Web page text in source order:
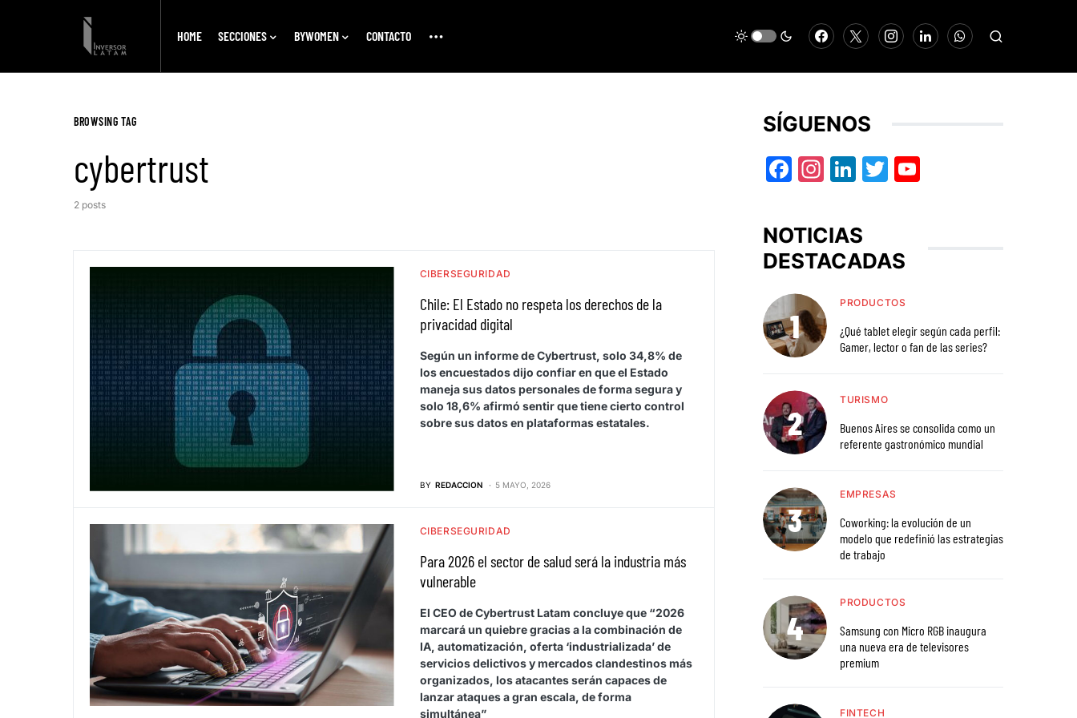
HOME SECCIONES BYWOMEN CONTACTO
BROWSING TAG
cybertrust
2 posts
CIBERSEGURIDAD
Chile: El Estado no respeta los derechos de la
privacidad digital
Según un informe de Cybertrust, solo 34,8% de
los encuestados dijo confiar en que el Estado
maneja sus datos personales de forma segura y
solo 18,6% afirmó sentir que tiene cierto control
sobre sus datos en plataformas estatales.
BY REDACCION 5 MAYO, 2026
CIBERSEGURIDAD
Para 2026 el sector de salud será la industria más
vulnerable
El CEO de Cybertrust Latam concluye que “2026
marcará un quiebre gracias a la combinación de
IA, automatización, oferta ‘industrializada’ de
servicios delictivos y mercados clandestinos más
organizados, los atacantes serán capaces de
lanzar ataques a gran escala, de forma
simultánea”
SÍGUENOS
Facebook
Instagram
LinkedIn
Twitter
NOTICIAS
DESTACADAS
PRODUCTOS
¿Qué tablet elegir según cada perfil:
Gamer, lector o fan de las series?
TURISMO
Buenos Aires se consolida como un
referente gastronómico mundial
EMPRESAS
Coworking: la evolución de un
modelo que redefinió las estrategias
de trabajo
PRODUCTOS
Samsung con Micro RGB inaugura
una nueva era de televisores
premium
FINTECH